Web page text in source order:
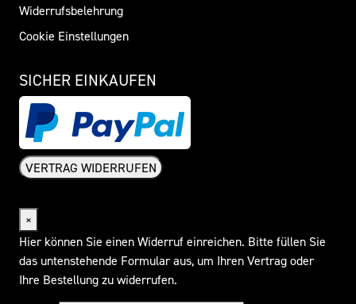
Widerrufsbelehrung
Cookie Einstellungen
SICHER EINKAUFEN
VERTRAG WIDERRUFEN
×
Hier können Sie einen Widerruf einreichen. Bitte füllen Sie
das untenstehende Formular aus, um Ihren Vertrag oder
Ihre Bestellung zu widerrufen.